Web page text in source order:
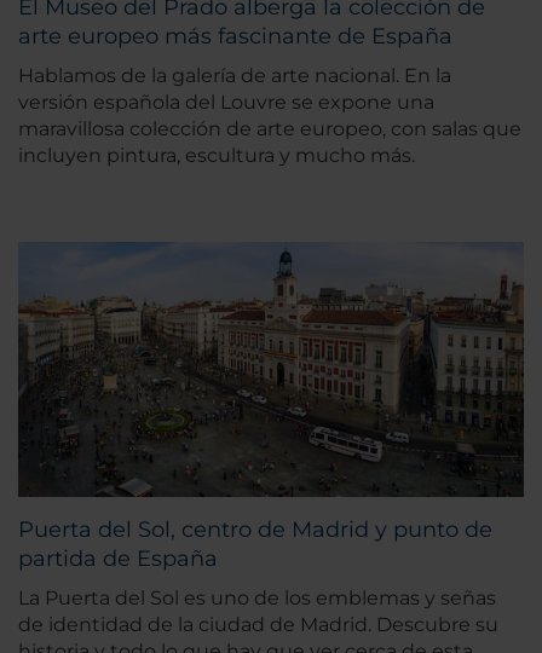
El Museo del Prado alberga la colección de
arte europeo más fascinante de España
Hablamos de la galería de arte nacional. En la
versión española del Louvre se expone una
maravillosa colección de arte europeo, con salas que
incluyen pintura, escultura y mucho más.
Puerta del Sol, centro de Madrid y punto de
partida de España
La Puerta del Sol es uno de los emblemas y señas
de identidad de la ciudad de Madrid. Descubre su